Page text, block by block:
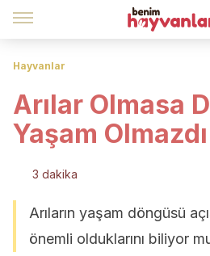
Hayvanlar
Arılar Olmasa
Yaşam Olmazdı
3 dakika
Arıların yaşam döngüsü
önemli olduklarını biliyor